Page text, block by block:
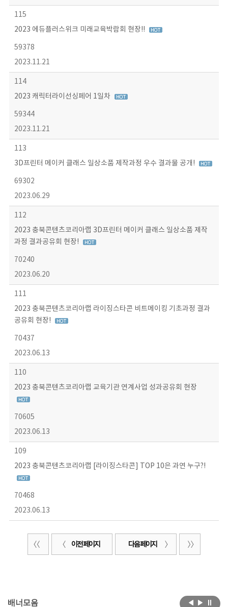
115
2023 에듀플러스위크 미래교육박람회 현장!!
59378
2023.11.21
114
2023 캐릭터라이선싱페어 1일차
59344
2023.11.21
113
3D프린터 메이커 클래스 일상소품 제작과정 우수 결과물 공개!
69302
2023.06.29
112
2023 충북콘텐츠코리아랩 3D프린터 메이커 클래스 일상소품 제작
과정 결과공유회 현장!
70240
2023.06.20
111
2023 충북콘텐츠코리아랩 라이징스타콘 비트메이킹 기초과정 결과
공유회 현장!
70437
2023.06.13
110
2023 충북콘텐츠코리아랩 교육기관 연계사업 성과공유회 현장
70605
2023.06.13
109
2023 충북콘텐츠코리아랩 [라이징스타콘] TOP 10은 과연 누구?!
70468
2023.06.13
이전 페이지 다음 페이지
배너모음